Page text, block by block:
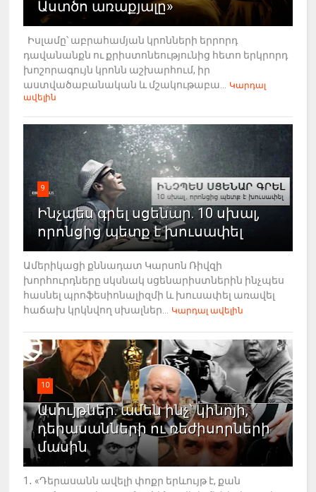
Աստծո առաքյալը»
Իսլամը՝ աբրահամյան կրոնների երրորդ
դավանանքն ու քրիստոնեությունից հետո երկրորդ
խոշորագույն կրոնն աշխարհում, իր
աստվածաբանական և մշակութաբա... Կարդալ
ավելին
9
Ինչպես գրել սցենար. 10 սխալ,
որոնցից պետք է խուսափել
Ամերիկացի քննադատ Կարսոն Ռիվզի
խորհուրդները սկսնակ սցենարիստներին ինչպես
հասնել պրոֆեսիոնալիզմի և խուսափել առավել
հաճախ կրկնվող սխալներ... Կարդալ ավելին
10
Ասույթներ. ամեն ինչ՝ կինոյի,
դերասանների ու ռեժիսորների
մասին
1․ «Դերասանն ավելի փոքր երևույթ է, քան